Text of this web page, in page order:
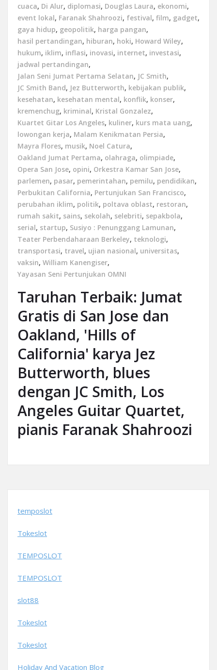
cuaca, Di Alur, diplomasi, Douglas Laura, ekonomi,
event lokal, Faranak Shahroozi, festival, film, gadget,
gaya hidup, geopolitik, harga pangan,
hasil pertandingan, hiburan, hoki, Howard Wiley,
hukum, iklim, inflasi, inovasi, internet, investasi,
jadwal pertandingan,
Jalan Seni Jumat Pertama Selatan, JC Smith,
JC Smith Band, Jez Butterworth, kebijakan publik,
kesehatan, kesehatan mental, konflik, konser,
kremenchug, kriminal, Kristal Gonzalez,
Kuartet Gitar Los Angeles, kuliner, kurs mata uang,
lowongan kerja, Malam Kenikmatan Persia,
Mayra Flores, musik, Noel Catura,
Oakland Jumat Pertama, olahraga, olimpiade,
Opera San Jose, opini, Orkestra Kamar San Jose,
parlemen, pasar, pemerintahan, pemilu, pendidikan,
Perbukitan California, Pertunjukan San Francisco,
perubahan iklim, politik, poltava oblast, restoran,
rumah sakit, sains, sekolah, selebriti, sepakbola,
serial, startup, Susiyo : Penunggang Lamunan,
Teater Perbendaharaan Berkeley, teknologi,
transportasi, travel, ujian nasional, universitas,
vaksin, William Kanengiser,
Yayasan Seni Pertunjukan OMNI
Taruhan Terbaik: Jumat
Gratis di San Jose dan
Oakland, 'Hills of
California' karya Jez
Butterworth, blues
dengan JC Smith, Los
Angeles Guitar Quartet,
pianis Faranak Shahroozi
temposlot
Tokeslot
TEMPOSLOT
TEMPOSLOT
slot88
Tokeslot
Tokeslot
Holiday And Vacation Blog